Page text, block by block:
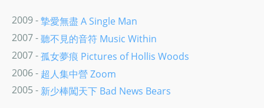
2009 -摯愛無盡 A Single Man
2007 -聽不見的音符 Music Within
2007 -孤女夢痕 Pictures of Hollis Woods
2006 - 超人集中營 Zoom
2005 - 新少棒闖天下 Bad News Bears